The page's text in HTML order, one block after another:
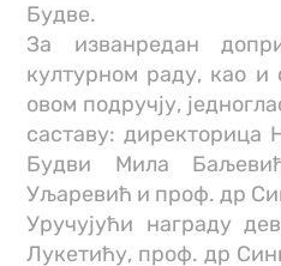
Будве.
За изванредан
културном раду, као
овом подручју,
саставу: директорица
Будви Мила
Уљаревић и проф. др
Уручујући награду
Лукетићу, проф. др